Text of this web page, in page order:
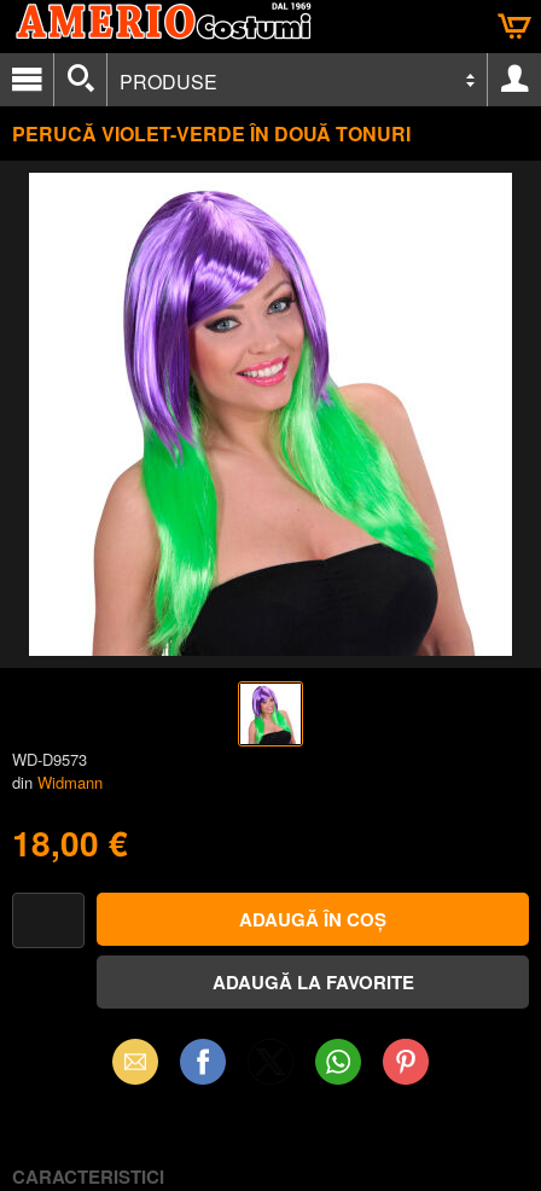
PRODUSE
PERUCĂ VIOLET-VERDE ÎN DOUĂ TONURI
WD-D9573
din Widmann
18,00 €
Email Facebook WhatsAppPinterest
CARACTERISTICI